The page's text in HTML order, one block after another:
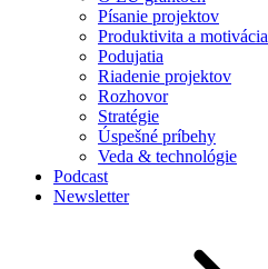
Písanie projektov
Produktivita a motivácia
Podujatia
Riadenie projektov
Rozhovor
Stratégie
Úspešné príbehy
Veda & technológie
Podcast
Newsletter